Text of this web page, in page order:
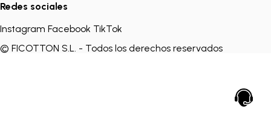
Redes sociales
Instagram Facebook TikTok
© FICOTTON S.L. - Todos los derechos reservados